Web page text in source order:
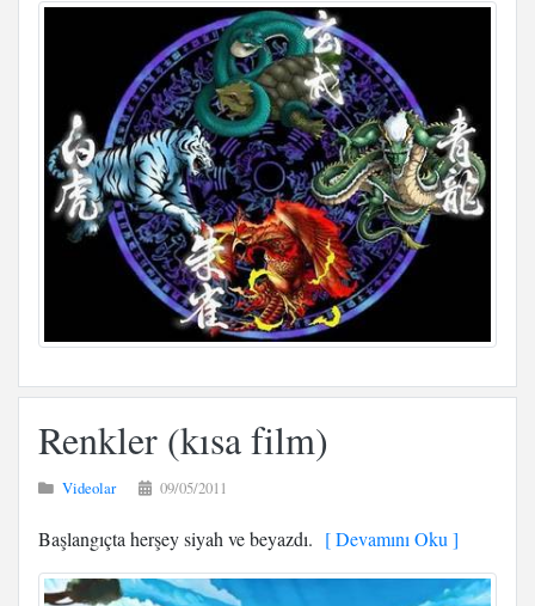
Renkler (kısa film)
Videolar 09/05/2011
Başlangıçta herşey siyah ve beyazdı. [ Devamını Oku ]